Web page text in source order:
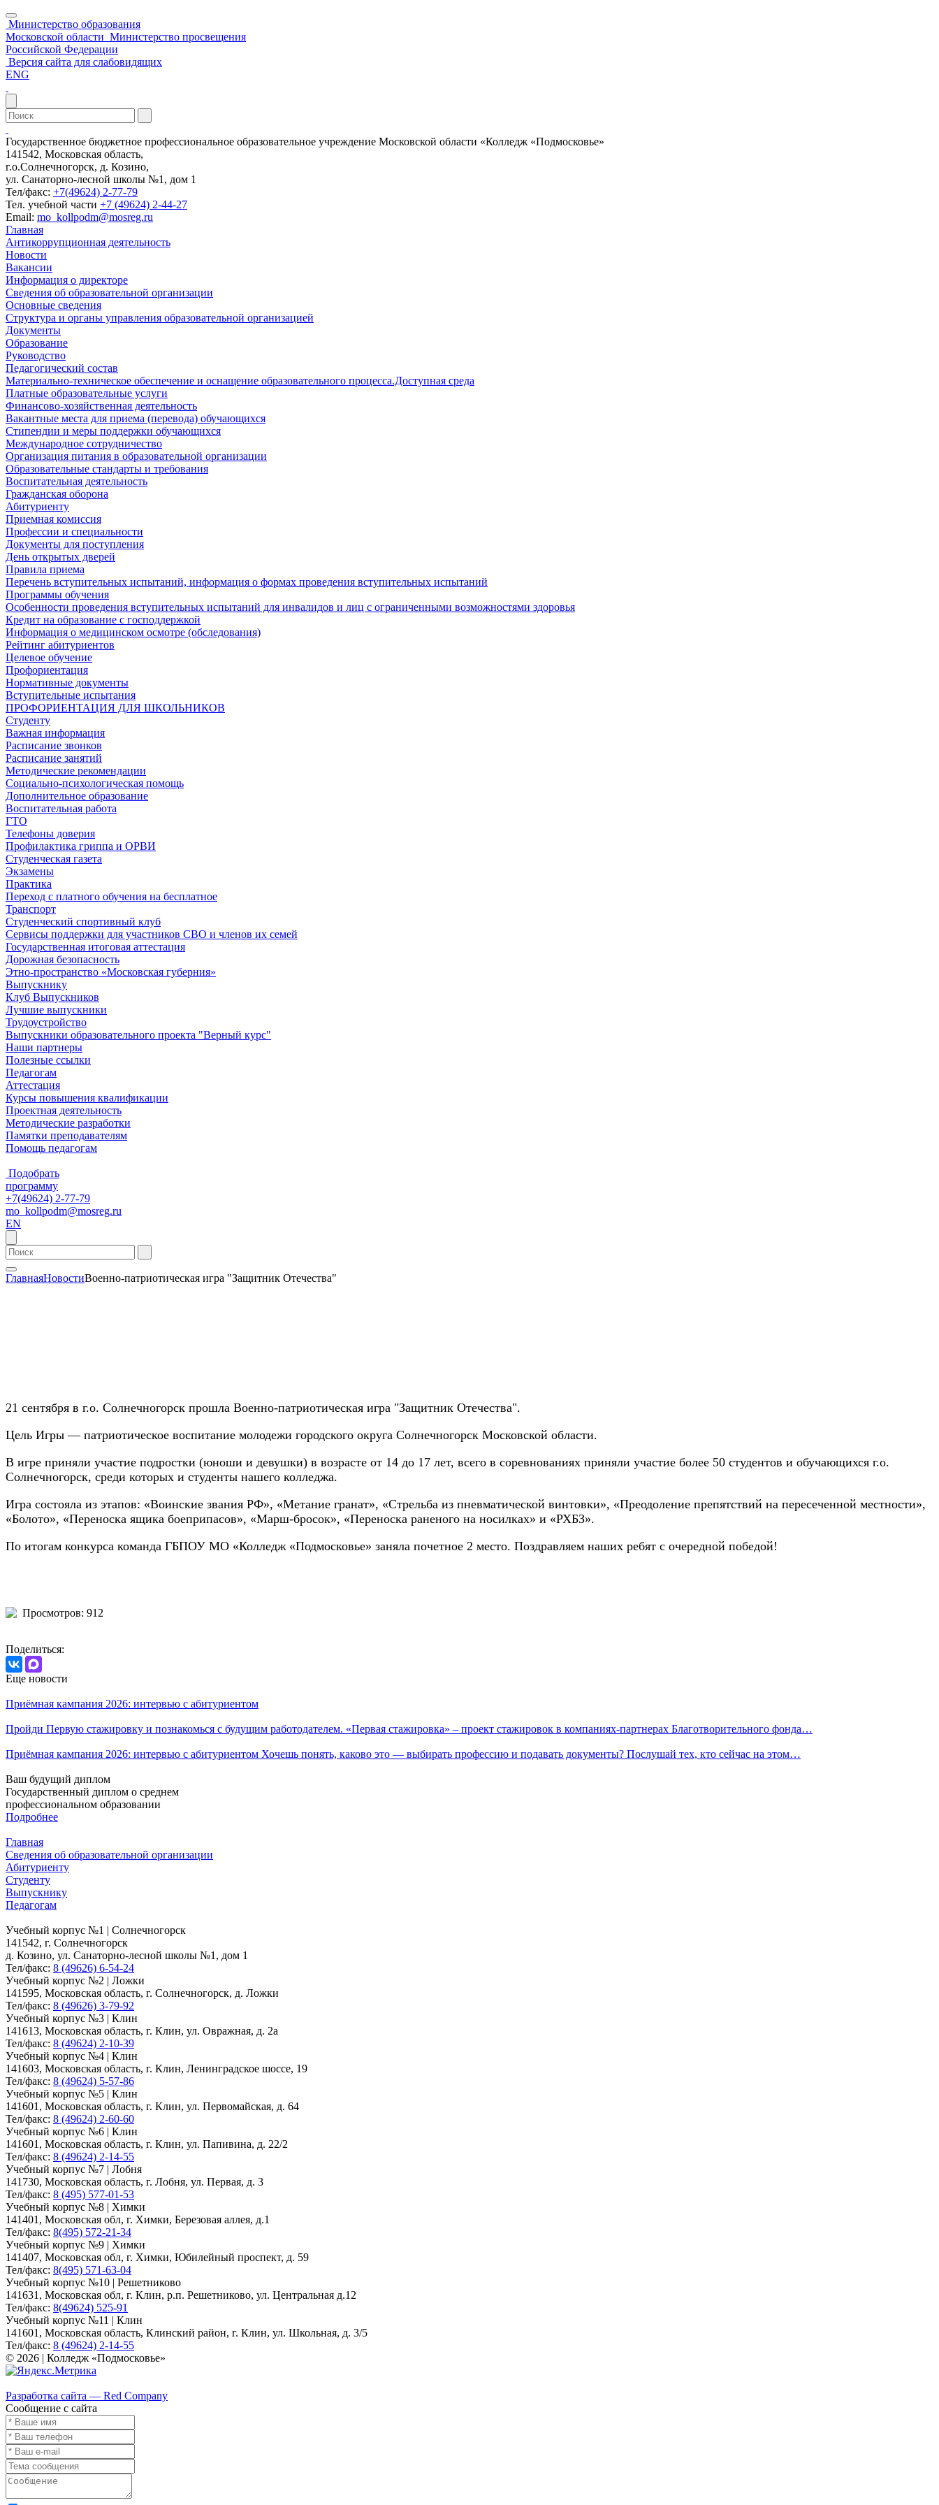
Министерство образования
Московской области Министерство просвещения
Российской Федерации
Версия сайта для слабовидящих
ENG
Государственное бюджетное профессиональное образовательное учреждение Московской области «Колледж «Подмосковье»
141542, Московская область,
г.о.Солнечногорск, д. Козино,
ул. Санаторно-лесной школы №1, дом 1
Тел/факс: +7(49624) 2-77-79
Тел. учебной части +7 (49624) 2-44-27
Email: mo_kollpodm@mosreg.ru
Главная
Антикоррупционная деятельность
Новости
Вакансии
Информация о директоре
Сведения об образовательной организации
Основные сведения
Структура и органы управления образовательной организацией
Документы
Образование
Руководство
Педагогический состав
Материально-техническое обеспечение и оснащение образовательного процесса.Доступная среда
Платные образовательные услуги
Финансово-хозяйственная деятельность
Вакантные места для приема (перевода) обучающихся
Стипендии и меры поддержки обучающихся
Международное сотрудничество
Организация питания в образовательной организации
Образовательные стандарты и требования
Воспитательная деятельность
Гражданская оборона
Абитуриенту
Приемная комиссия
Профессии и специальности
Документы для поступления
День открытых дверей
Правила приема
Перечень вступительных испытаний, информация о формах проведения вступительных испытаний
Программы обучения
Особенности проведения вступительных испытаний для инвалидов и лиц с ограниченными возможностями здоровья
Кредит на образование с господдержкой
Информация о медицинском осмотре (обследования)
Рейтинг абитуриентов
Целевое обучение
Профориентация
Нормативные документы
Вступительные испытания
ПРОФОРИЕНТАЦИЯ ДЛЯ ШКОЛЬНИКОВ
Студенту
Важная информация
Расписание звонков
Расписание занятий
Методические рекомендации
Социально-психологическая помощь
Дополнительное образование
Воспитательная работа
ГТО
Телефоны доверия
Профилактика гриппа и ОРВИ
Cтуденческая газета
Экзамены
Практика
Переход с платного обучения на бесплатное
Транспорт
Студенческий спортивный клуб
Сервисы поддержки для участников СВО и членов их семей
Государственная итоговая аттестация
Дорожная безопасность
Этно-пространство «Московская губерния»
Выпускнику
Клуб Выпускников
Лучшие выпускники
Трудоустройство
Выпускники образовательного проекта "Верный курс"
Наши партнеры
Полезные ссылки
Педагогам
Аттестация
Курсы повышения квалификации
Проектная деятельность
Методические разработки
Памятки преподавателям
Помощь педагогам
Подобрать
программу
+7(49624) 2-77-79
mo_kollpodm@mosreg.ru
EN
ГлавнаяНовостиВоенно-патриотическая игра "Защитник Отечества"
21 сентября в г.о. Солнечногорск прошла Военно-патриотическая игра "Защитник Отечества".
Цель Игры — патриотическое воспитание молодежи городского округа Солнечногорск Московской области.
В игре приняли участие подростки (юноши и девушки) в возрасте от 14 до 17 лет, всего в соревнованиях приняли участие более 50 студентов и обучающихся г.о.
Солнечногорск, среди которых и студенты нашего колледжа.
Игра состояла из этапов: «Воинские звания РФ», «Метание гранат», «Стрельба из пневматической винтовки», «Преодоление препятствий на пересеченной местности»,
«Болото», «Переноска ящика боеприпасов», «Марш-бросок», «Переноска раненого на носилках» и «РХБЗ».
По итогам конкурса команда ГБПОУ МО «Колледж «Подмосковье» заняла почетное 2 место. Поздравляем наших ребят с очередной победой!
Просмотров: 912
Поделиться:
Еще новости
Приёмная кампания 2026: интервью с абитуриентом
Пройди Первую стажировку и познакомься с будущим работодателем. «Первая стажировка» – проект стажировок в компаниях-партнерах Благотворительного фонда…
Приёмная кампания 2026: интервью с абитуриентом Хочешь понять, каково это — выбирать профессию и подавать документы? Послушай тех, кто сейчас на этом…
Ваш будущий диплом
Государственный диплом о среднем
профессиональном образовании
Подробнее
Главная
Сведения об образовательной организации
Абитуриенту
Студенту
Выпускнику
Педагогам
Учебный корпус №1 | Солнечногорск
141542, г. Солнечногорск
д. Козино, ул. Санаторно-лесной школы №1, дом 1
Тел/факс: 8 (49626) 6-54-24
Учебный корпус №2 | Ложки
141595, Московская область, г. Солнечногорск, д. Ложки
Тел/факс: 8 (49626) 3-79-92
Учебный корпус №3 | Клин
141613, Московская область, г. Клин, ул. Овражная, д. 2а
Тел/факс: 8 (49624) 2-10-39
Учебный корпус №4 | Клин
141603, Московская область, г. Клин, Ленинградское шоссе, 19
Тел/факс: 8 (49624) 5-57-86
Учебный корпус №5 | Клин
141601, Московская область, г. Клин, ул. Первомайская, д. 64
Тел/факс: 8 (49624) 2-60-60
Учебный корпус №6 | Клин
141601, Московская область, г. Клин, ул. Папивина, д. 22/2
Тел/факс: 8 (49624) 2-14-55
Учебный корпус №7 | Лобня
141730, Московская область, г. Лобня, ул. Первая, д. 3
Тел/факс: 8 (495) 577-01-53
Учебный корпус №8 | Химки
141401, Московская обл, г. Химки, Березовая аллея, д.1
Тел/факс: 8(495) 572-21-34
Учебный корпус №9 | Химки
141407, Московская обл, г. Химки, Юбилейный проспект, д. 59
Тел/факс: 8(495) 571-63-04
Учебный корпус №10 | Решетниково
141631, Московская обл, г. Клин, р.п. Решетниково, ул. Центральная д.12
Тел/факс: 8(49624) 525-91
Учебный корпус №11 | Клин
141601, Московская область, Клинский район, г. Клин, ул. Школьная, д. 3/5
Тел/факс: 8 (49624) 2-14-55
© 2026 | Колледж «Подмосковье»
Разработка сайта — Red Company
Сообщение с сайта